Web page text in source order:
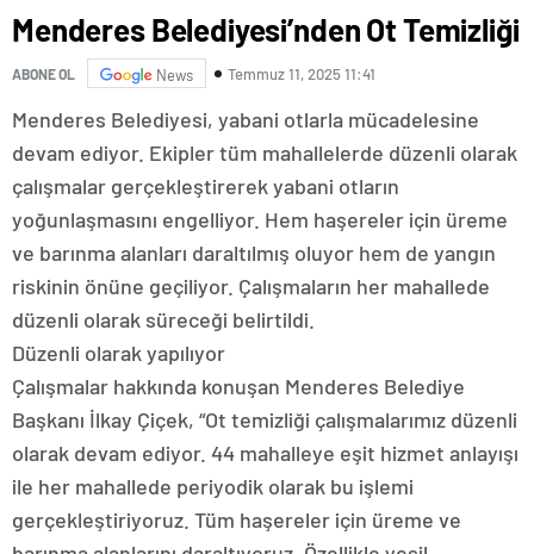
Menderes Belediyesi’nden Ot Temizliği
ABONE OL News Temmuz 11, 2025 11:41
Menderes Belediyesi, yabani otlarla mücadelesine
devam ediyor. Ekipler tüm mahallelerde düzenli olarak
çalışmalar gerçekleştirerek yabani otların
yoğunlaşmasını engelliyor. Hem haşereler için üreme
ve barınma alanları daraltılmış oluyor hem de yangın
riskinin önüne geçiliyor. Çalışmaların her mahallede
düzenli olarak süreceği belirtildi.
Düzenli olarak yapılıyor
Çalışmalar hakkında konuşan Menderes Belediye
Başkanı İlkay Çiçek, “Ot temizliği çalışmalarımız düzenli
olarak devam ediyor. 44 mahalleye eşit hizmet anlayışı
ile her mahallede periyodik olarak bu işlemi
gerçekleştiriyoruz. Tüm haşereler için üreme ve